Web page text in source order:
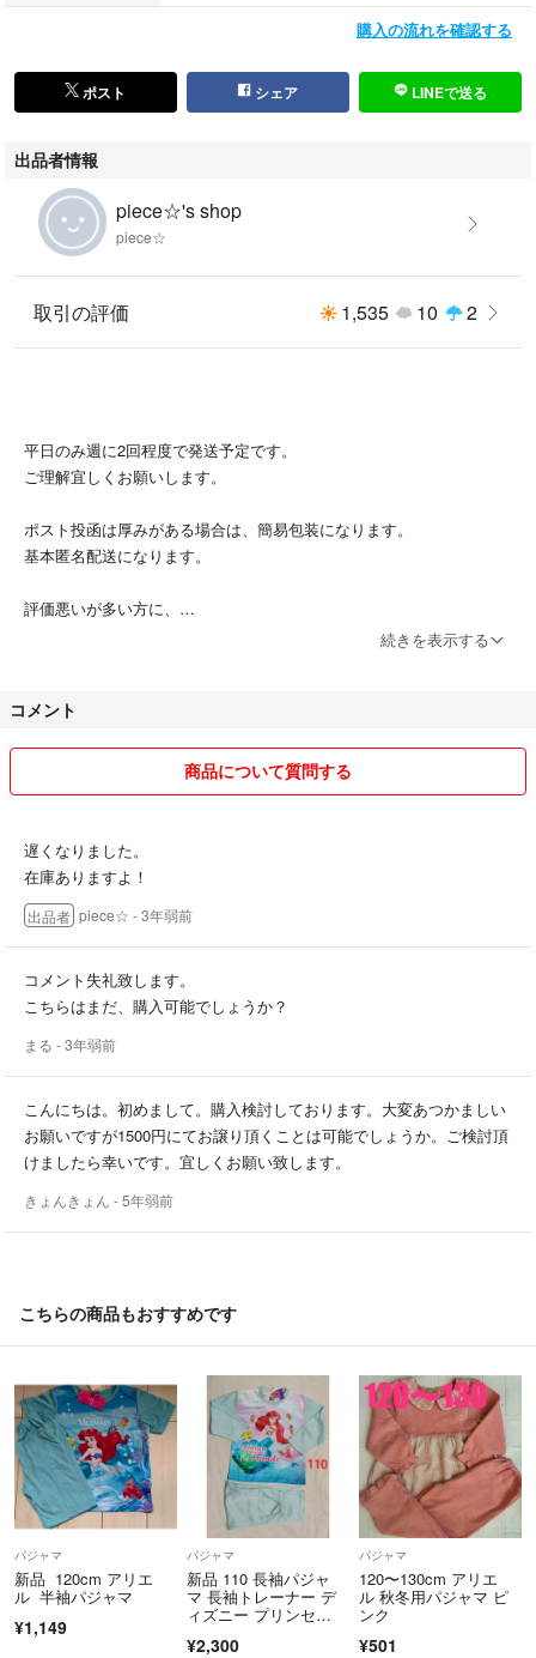
購入の流れを確認する
ポスト シェア LINEで送る
出品者情報
piece☆'s shop
piece☆
取引の評価 1,535 10 2
平日のみ週に2回程度で発送予定です。
ご理解宜しくお願いします。
ポスト投函は厚みがある場合は、簡易包装になります。
基本匿名配送になります。
評価悪いが多い方に、
なのに、毎度送りつけてとか、
なので、評価悪いが多い方は取引しません。
見やすくする為に売れたものは画像は消去していきます。
続きを表示する
コメント
商品について質問する
遅くなりました。
在庫ありますよ！
出品者 piece☆ - 3年弱前
コメント失礼致します。
こちらはまだ、購入可能でしょうか？
まる - 3年弱前
こんにちは。初めまして。購入検討しております。大変あつかましい
お願いですが1500円にてお譲り頂くことは可能でしょうか。ご検討頂
けましたら幸いです。宜しくお願い致します。
きょんきょん - 5年弱前
こちらの商品もおすすめです
パジャマ
新品 120cm アリエ
ル 半袖パジャマ
¥1,149
パジャマ
新品 110 長袖パジャ
マ 長袖トレーナー デ
ィズニー プリンセ
¥2,300
パジャマ
120〜130cm アリエ
ル 秋冬用パジャマ ピ
ンク
¥501